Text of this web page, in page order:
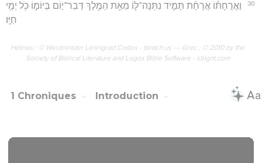
30
וַאֲרֻחָת֗וֹ אֲרֻחַ֨ת תָּמִ֧יד נִתְּנָה־לּ֛וֹ מֵאֵ֥ת הַמֶּ֖לֶךְ דְּבַר־י֣וֹם בְּיוֹמ֑וֹ כֹּ֖ל יְמֵ֥י
חַיָּֽו׃
Hébreu : © Westminster Leningrad Codex - tanach.us --- Grec : © 2010 by the
Society of Biblical Literature and Logos Bible Software - sblgnt.com
1 Chroniques Introduction